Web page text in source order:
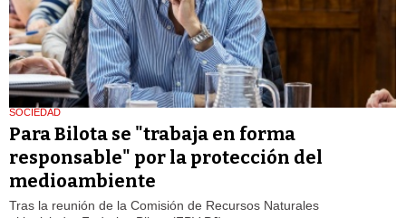
SOCIEDAD
Para Bilota se "trabaja en forma
responsable" por la protección del
medioambiente
Tras la reunión de la Comisión de Recursos Naturales